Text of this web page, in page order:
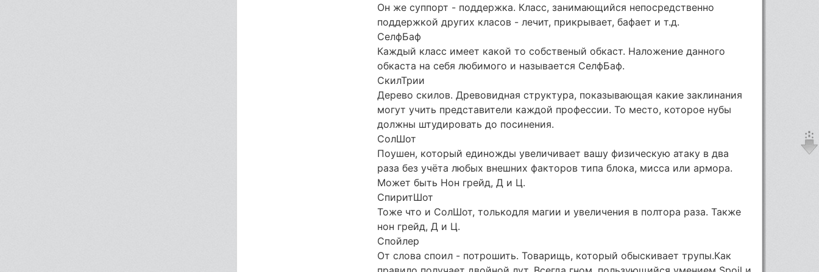
Он же суппорт - поддержка. Класс, занимающийся непосредственно
поддержкой других класов - лечит, прикрывает, бафает и т.д.
СелфБаф
Каждый класс имеет какой то собственый обкаст. Наложение данного
обкаста на себя любимого и называется СелфБаф.
СкилТрии
Дерево скилов. Древовидная структура, показывающая какие заклинания
могут учить представители каждой профессии. То место, которое нубы
должны штудировать до посинения.
СолШот
Поушен, который единожды увеличивает вашу физическую атаку в два
раза без учёта любых внешних факторов типа блока, мисса или армора.
Может быть Нон грейд, Д и Ц.
СпиритШот
Тоже что и СолШот, толькодля магии и увеличения в полтора раза. Также
нон грейд, Д и Ц.
Спойлер
От слова споил - потрошить. Товарищь, который обыскивает трупы.Как